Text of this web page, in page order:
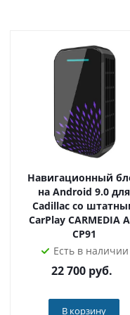
получаете
Навигационный
на Android 9.0 для
Cadillac со
CarPlay CARMEDIA
CP91
Есть в наличии
22 700руб.
В корзину